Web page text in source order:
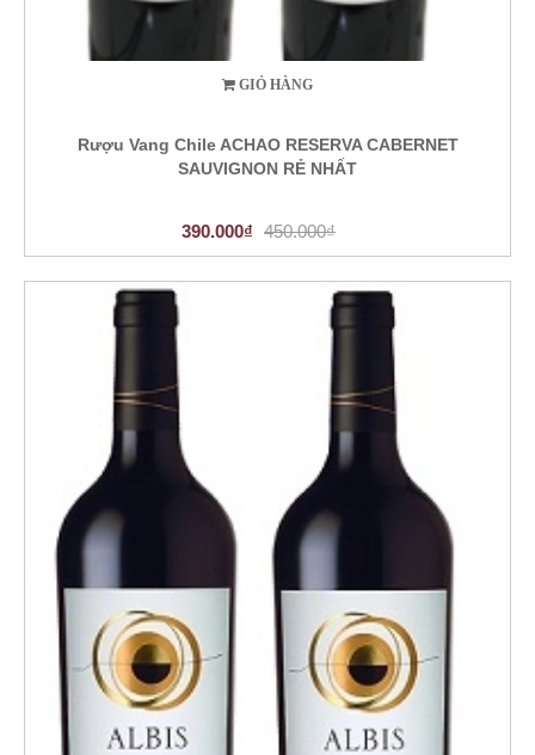
GIỎ HÀNG
Rượu Vang Chile ACHAO RESERVA CABERNET
SAUVIGNON RẺ NHẤT
390.000₫ 450.000₫